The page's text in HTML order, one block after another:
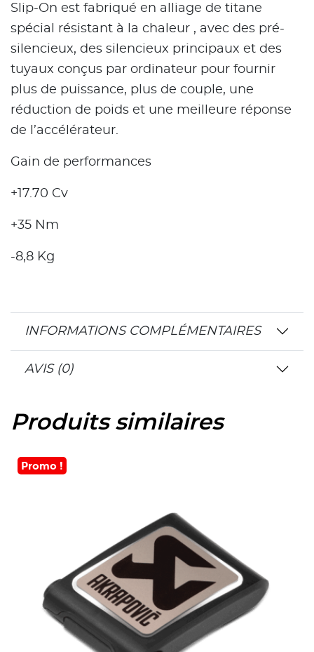
Slip-On est fabriqué en alliage de titane
spécial résistant à la chaleur , avec des pré-
silencieux, des silencieux principaux et des
tuyaux conçus par ordinateur pour fournir
plus de puissance, plus de couple, une
réduction de poids et une meilleure réponse
de l’accélérateur.
Gain de performances
+17.70 Cv
+35 Nm
-8,8 Kg
INFORMATIONS COMPLÉMENTAIRES
AVIS (0)
Produits similaires
Promo !